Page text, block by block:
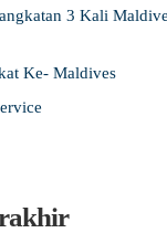
3 Kali
Ke- Maldives